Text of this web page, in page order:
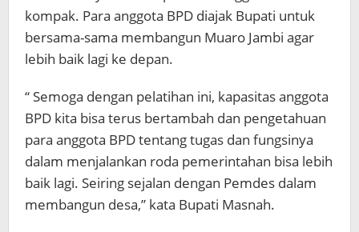
kompak. Para anggota BPD diajak Bupati untuk
bersama-sama membangun Muaro Jambi agar
lebih baik lagi ke depan.
“ Semoga dengan pelatihan ini, kapasitas anggota
BPD kita bisa terus bertambah dan pengetahuan
para anggota BPD tentang tugas dan fungsinya
dalam menjalankan roda pemerintahan bisa lebih
baik lagi. Seiring sejalan dengan Pemdes dalam
membangun desa,” kata Bupati Masnah.